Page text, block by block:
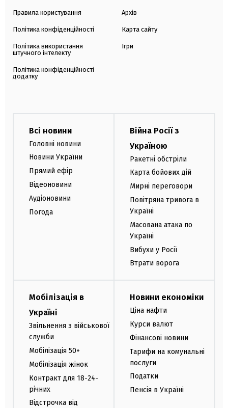
Правила користування
Політика конфіденційності
Політика використання
штучного інтелекту
Політика конфіденційності
додатку
Архів
Карта сайту
Ігри
Всі новини
Головні новини
Новини України
Прямий ефір
Відеоновини
Аудіоновини
Погода
Війна Росії з
Україною
Ракетні обстріли
Карта бойових дій
Мирні переговори
Повітряна тривога в
Україні
Масована атака по
Україні
Вибухи у Росії
Втрати ворога
Мобілізація в
Україні
Звільнення з військової
служби
Мобілізація 50+
Мобілізація жінок
Контракт для 18-24-
річних
Відстрочка від
Новини економіки
Ціна нафти
Курси валют
Фінансові новини
Тарифи на комунальні
послуги
Податки
Пенсія в Україні